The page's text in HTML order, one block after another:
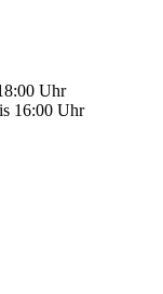
Uhr
16:00 Uhr